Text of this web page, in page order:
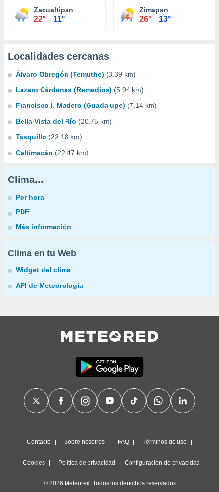
Zacualtipan
22° 11°
Zimapan
26° 13°
Localidades cercanas
Álvaro Obregón (Temuthe) (3.39 km)
Lázaro Cárdenas (Remedios) (5.94 km)
Francisco I. Madero (Guadalupe) (7.14 km)
Bella Vista del Río (20.75 km)
Tasquillo (22.18 km)
Caltimacán (22.47 km)
Clima...
Por hora
PDF
Más información
Clima en tu Web
Widget del clima
API de Meteorología
Contacto Sobre nosotros FAQ Términos de uso
Cookies Política de privacidad Configuración de privacidad
© 2026 Meteored. Todos los derechos reservados